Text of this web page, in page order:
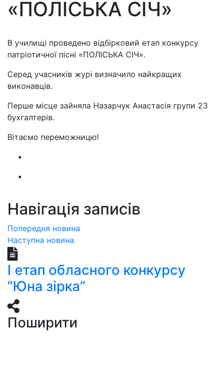
«ПОЛІСЬКА СІЧ»
В училищі проведено відбірковий етап конкурсу
патріотичної пісні «ПОЛІСЬКА СІЧ».
Серед учасників журі визначило найкращих
виконавців.
Перше місце зайняла Назарчук Анастасія групи 23
бухгалтерів.
Вітаємо переможницю!
Навігація записів
Попередня новина
Наступна новина
І етап обласного конкурсу
“Юна зірка”
Поширити